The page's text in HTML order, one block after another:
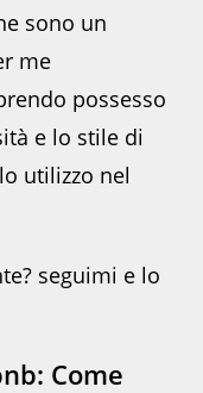
sono un
me
possesso
e lo stile di
utilizzo nel
seguimi e lo
Come